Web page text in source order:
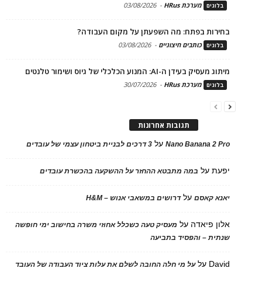
בלוגים מערכת HRus -
03/08/2026
בחירות בפתח: מה השפעתן על מקום העבודה?
בלוגים כותבים חיצוניים -
03/08/2026
מיתוג מעסיק בעידן ה-AI: המנוע הכלכלי של גיוס ושימור טלנטים
בלוגים מערכת HRus -
30/07/2026
תגובות אחרונות
Nano Banana 2 Proעל 3 דרכים לבניית ביטחון עצמי של עובדים
יפעתעל במה מתבטא ההחזר על ההשקעה בהכשרת עובדים
יאנא קאסםעלדרושים במשאבי אנוש – H&M
אלון פיאדה על מעסיק טעה כשכלל אחוזי משרה בחישוב ימי חופשה
שנתית – והפסיד בתביעה
David עלעל מי חלה החובה לשלם את עלות ציוד העבודה של העובד